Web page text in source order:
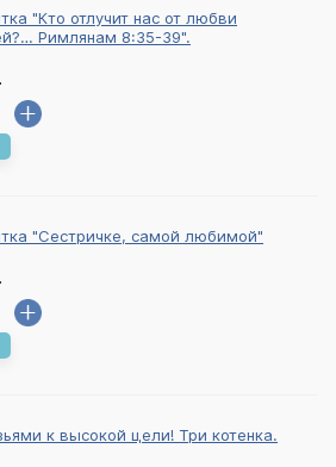
"Кто отлучит нас от любви
Римлянам 8:35-39".
"Сестричке, самой любимой"
к высокой цели! Три котенка.